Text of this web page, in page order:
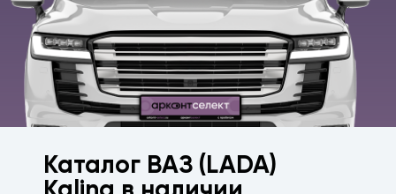
Каталог ВАЗ (LADA)